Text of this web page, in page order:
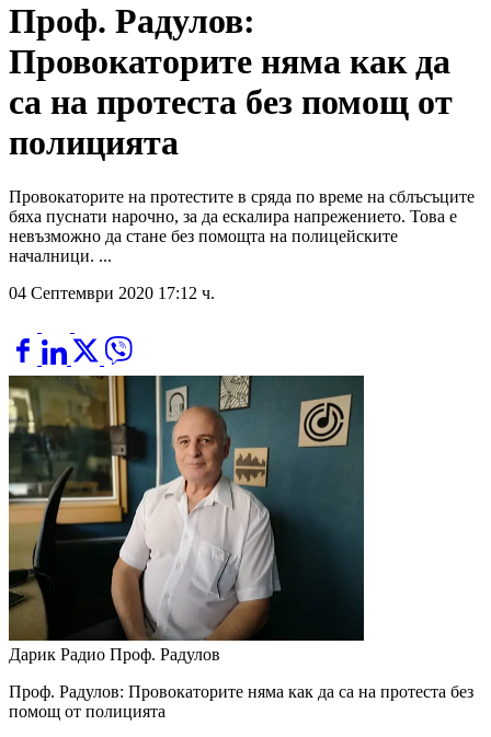
Проф. Радулов:
Провокаторите няма как да
са на протеста без помощ от
полицията
Провокаторите на протестите в сряда по време на сблъсъците
бяха пуснати нарочно, за да ескалира напрежението. Това е
невъзможно да стане без помощта на полицейските
началници. ...
04 Септември 2020 17:12 ч.
Дарик Радио Проф. Радулов
Проф. Радулов: Провокаторите няма как да са на протеста без
помощ от полицията